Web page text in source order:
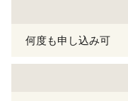
何度も申し込み可